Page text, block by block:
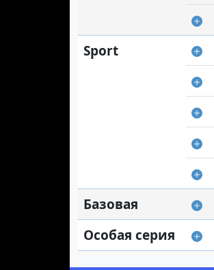
Sport
Базовая
Особая серия